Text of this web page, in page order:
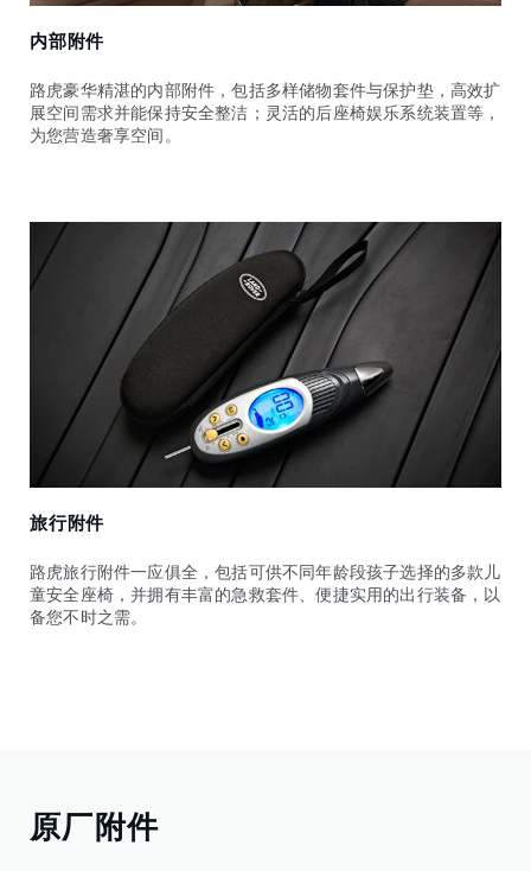
内部附件
路虎豪华精湛的内部附件，包括多样储物套件与保护垫，高效扩
展空间需求并能保持安全整洁；灵活的后座椅娱乐系统装置等，
为您营造奢享空间。
旅行附件
路虎旅行附件一应俱全，包括可供不同年龄段孩子选择的多款儿
童安全座椅，并拥有丰富的急救套件、便捷实用的出行装备，以
备您不时之需。
原厂附件